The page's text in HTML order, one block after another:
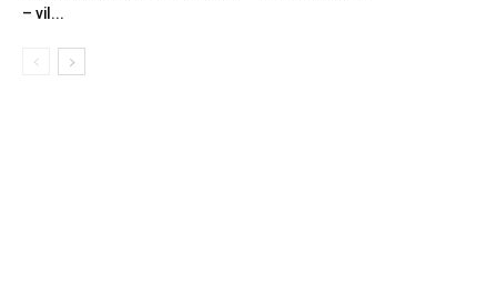
– vil...